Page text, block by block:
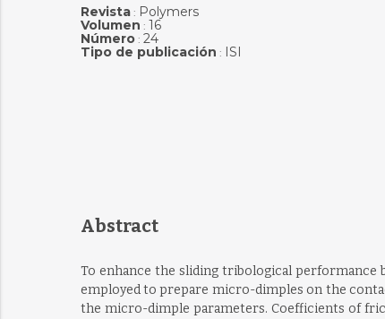
Revista: Polymers
Volumen : 16
Número: 24
Tipo de publicación : ISI
Abstract
To enhance the sliding tribological performance
employed to prepare micro-dimples on the
the micro-dimple parameters. Coefficients of